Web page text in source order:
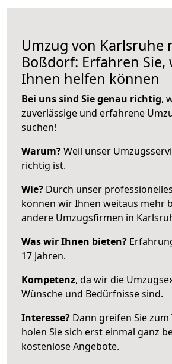
Umzug von Karlsruhe
Boßdorf: Erfahren Sie,
Ihnen helfen können
Bei uns sind Sie genau richtig,
zuverlässige und erfahrene
suchen!
Warum?Weil unser
richtig ist.
Wie? Durch unser
können wir Ihnen weitaus mehr
andere Umzugsfirmen in
Was wir Ihnen bieten?
17 Jahren.
Kompetenz, da wir die
Wünsche und Bedürfnisse sind.
Interesse? Dann greifen Sie
holen Sie sich erst einmal ganz
kostenlose Angebote.